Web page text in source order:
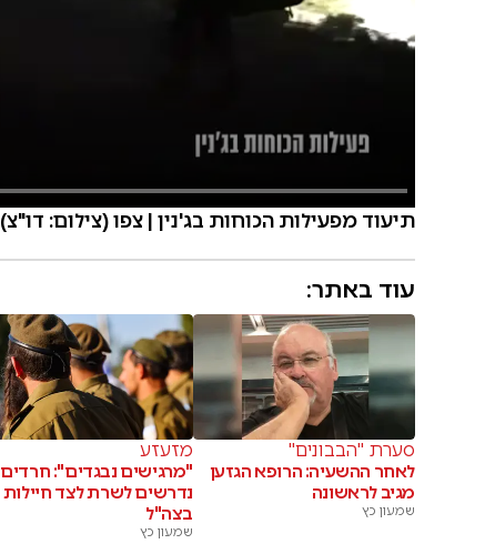
תיעוד מפעילות הכוחות בג'נין | צפו (צילום: דו"צ)
עוד באתר:
סערת "הבבונים"
לאחר ההשעיה: הרופא הגזען
מגיב לראשונה
שמעון כץ
מזעזע
"מרגישים נבגדים": חרדים
נדרשים לשרת לצד חיילות
בצה"ל
שמעון כץ